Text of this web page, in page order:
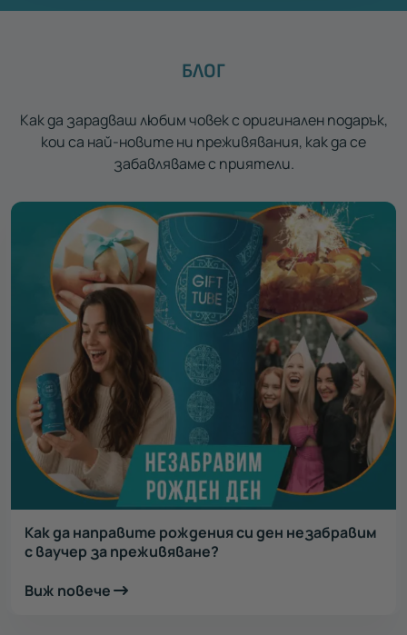
БЛОГ
Как да зарадваш любим човек с оригинален подарък,
кои са най-новите ни преживявания, как да се
забавляваме с приятели.
Как да направите рождения си ден незабравим
с ваучер за преживяване?
Виж повече